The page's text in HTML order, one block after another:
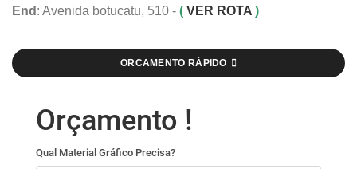
End : Avenida botucatu, 510 - ( VER ROTA )
ORCAMENTO RÁPIDO